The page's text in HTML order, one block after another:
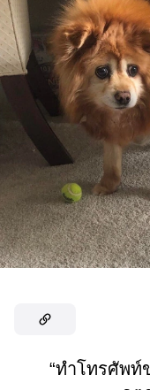
“ทำโทรศัพท์